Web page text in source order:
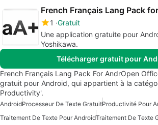
French Français Lang Pack
1 Gratuit
Une application gratuite pour
Yoshikawa.
Télécharger gratuit pour
French Français Lang Pack For AndrOpen
gratuit pour Android, qui appartient à la
Productivity'.
AndroidProcesseur De Texte GratuitProductivité Pour
Traitement De Texte Pour Android